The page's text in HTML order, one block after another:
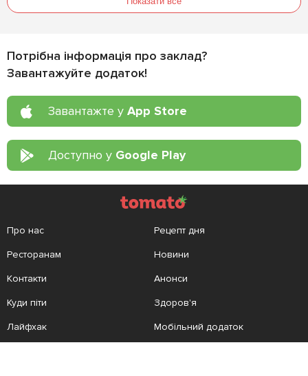
Потрібна інформація про заклад?
Завантажуйте додаток!
Завантажте у App Store
Доступно у Google Play
Про нас
Ресторанам
Контакти
Куди піти
Лайфхак
Рецепт дня
Новини
Анонси
Здоров'я
Мобільний додаток